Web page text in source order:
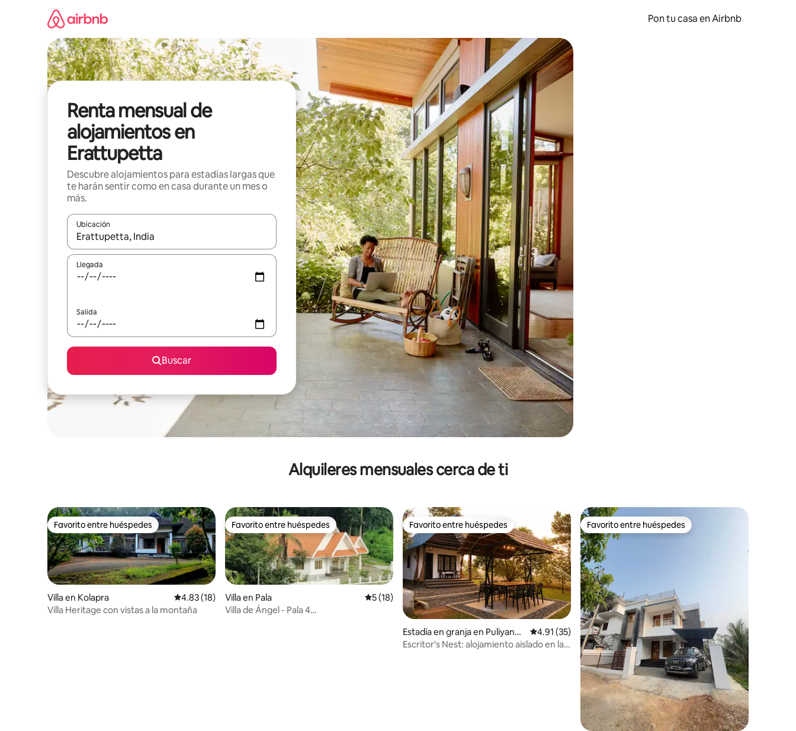
Pon tu casa en Airbnb
Renta mensual de
alojamientos en
Erattupetta
Descubre alojamientos para estadías largas que
te harán sentir como en casa durante un mes o
más.
Ubicación
Cuando los resultados estén disponibles, navega con las teclas de flecha hacia arriba y hacia abajo o explora con el tacto o desliza el dedo.
Llegada
Salida
Buscar
Alquileres mensuales cerca de ti
Favorito entre huéspedes
Favorito entre huéspedes
Villa en Kolapra Calificación promedio: 4.83 de 5, 18 reseñas
4.83 (18)
Villa Heritage con vistas a la montaña
Favorito entre huéspedes
Favorito entre huéspedes
Villa en Pala Calificación promedio: 5 de 5, 18 reseñas
5 (18)
Villa de Ángel - Pala 4
Favorito entre huéspedes
Favorito entre huéspedes
Estadía en granja en Puliyanno
or
Calificación promedio: 4.91 de 5, 35 reseñas
4.91 (35)
Escritor's Nest: alojamiento aislado en la
Favorito entre huéspedes
Favorito entre huéspedes